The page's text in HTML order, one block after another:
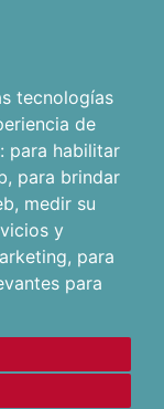
tecnologías
de
para habilitar
, para brindar
, medir su
y
, para
para